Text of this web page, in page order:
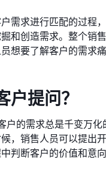
需求进行匹配的过程
和创造需求。整个销
想要了解客户的需求
提问？
户的需求总是千变万
，销售人员可以提出
判断客户的价值和意